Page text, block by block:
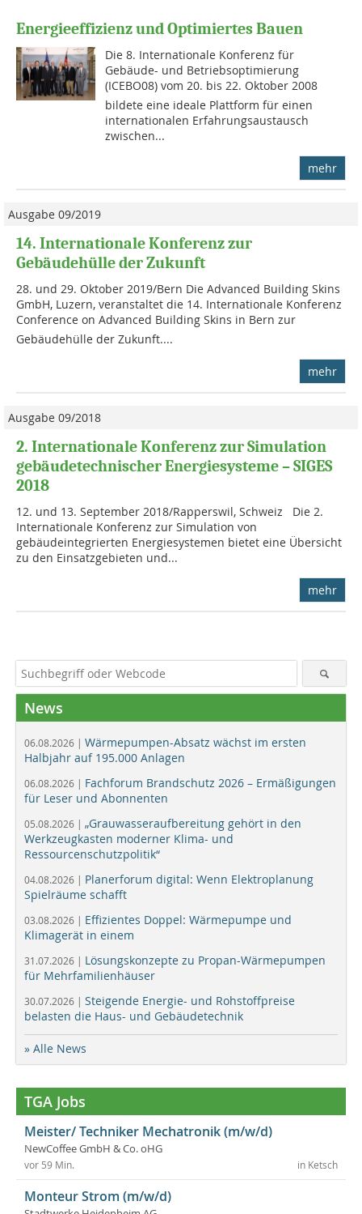
Energieeffizienz und Optimiertes Bauen
Die 8. Internationale Konferenz für
Gebäude- und Betriebsoptimierung
(ICEBO08) vom 20. bis 22. Oktober 2008
bildete eine ideale Plattform für einen
internationalen Erfahrungsaustausch
zwischen...
mehr
Ausgabe 09/2019
14. Internationale Konferenz zur
Gebäudehülle der Zukunft
28. und 29. Oktober 2019/Bern Die Advanced Building Skins
GmbH, Luzern, veranstaltet die 14. Internationale Konferenz
Conference on Advanced Building Skins in Bern zur
Gebäudehülle der Zukunft....
mehr
Ausgabe 09/2018
2. Internationale Konferenz zur Simulation
gebäudetechnischer Energiesysteme – SIGES
2018
12. und 13. September 2018/Rapperswil, Schweiz Die 2.
Internationale Konferenz zur Simulation von
gebäudeintegrierten Energiesystemen bietet eine Übersicht
zu den Einsatzgebieten und...
mehr
News
06.08.2026 | Wärmepumpen-Absatz wächst im ersten
Halbjahr auf 195.000 Anlagen
06.08.2026 | Fachforum Brandschutz 2026 – Ermäßigungen
für Leser und Abonnenten
05.08.2026 | „Grauwasseraufbereitung gehört in den
Werkzeugkasten moderner Klima- und
Ressourcenschutzpolitik“
04.08.2026 | Planerforum digital: Wenn Elektroplanung
Spielräume schafft
03.08.2026 | Effizientes Doppel: Wärmepumpe und
Klimagerät in einem
31.07.2026 | Lösungskonzepte zu Propan-Wärmepumpen
für Mehrfamilienhäuser
30.07.2026 | Steigende Energie- und Rohstoffpreise
belasten die Haus- und Gebäudetechnik
» Alle News
TGA Jobs
Meister/ Techniker Mechatronik (m/w/d)
NewCoffee GmbH & Co. oHG
in Ketsch
vor 59 Min.
Monteur Strom (m/w/d)